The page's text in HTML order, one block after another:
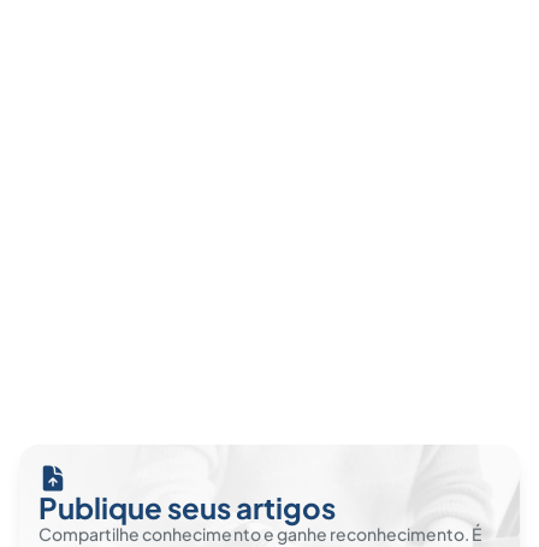
Publique seus artigos
Compartilhe conhecimento e ganhe reconhecimento. É